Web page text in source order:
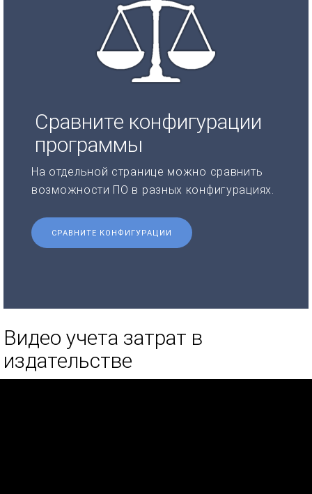
Сравните конфигурации
программы
На отдельной странице можно сравнить
возможности ПО в разных конфигурациях.
СРАВНИТЕ КОНФИГУРАЦИИ
Видео учета затрат в
издательстве